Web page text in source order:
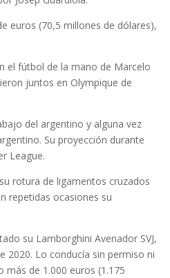
euros (70,5 millones de dólares),
el fútbol de la mano de Marcelo
juntos en Olympique de
del argentino y alguna vez
Su proyección durante
League.
rotura de ligamentos cruzados
repetidas ocasiones su
su Lamborghini Avenador SVJ,
2020. Lo conducía sin permiso ni
más de 1.000 euros (1.175